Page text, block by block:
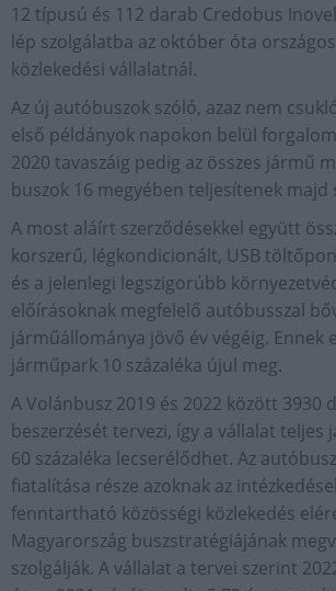
12 típusú és 112 darab Credobus
lép szolgálatba az október óta
közlekedési vállalatnál.
Az új autóbuszok szóló, azaz nem
első példányok napokon belül
2020 tavaszáig pedig az összes jármű
buszok 16 megyében teljesítenek majd
A most aláírt szerződésekkel együtt
korszerű, légkondicionált, USB
és a jelenlegi legszigorúbb
előírásoknak megfelelő autóbusszal
járműállománya jövő év végéig. Ennek
járműpark 10 százaléka újul meg.
A Volánbusz 2019 és 2022 között 3930
beszerzését tervezi, így a vállalat
60 százaléka lecserélődhet. Az
fiatalítása része azoknak az
fenntartható közösségi közlekedés
Magyarország buszstratégiájának
szolgálják. A vállalat a tervei szerint